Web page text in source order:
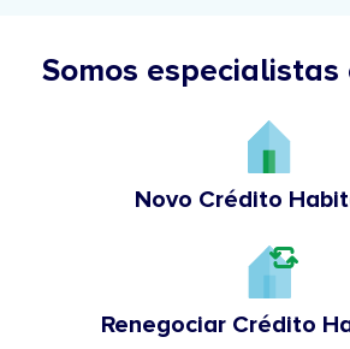
Somos
Novo Crédito
Renegociar Crédito